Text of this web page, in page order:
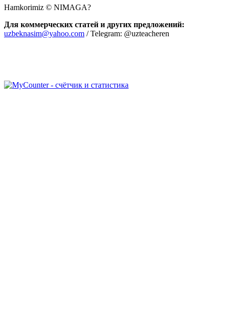
Hamkorimiz © NIMAGA?
Для коммерческих статей и других предложений:
uzbeknasim@yahoo.com / Telegram: @uzteacheren